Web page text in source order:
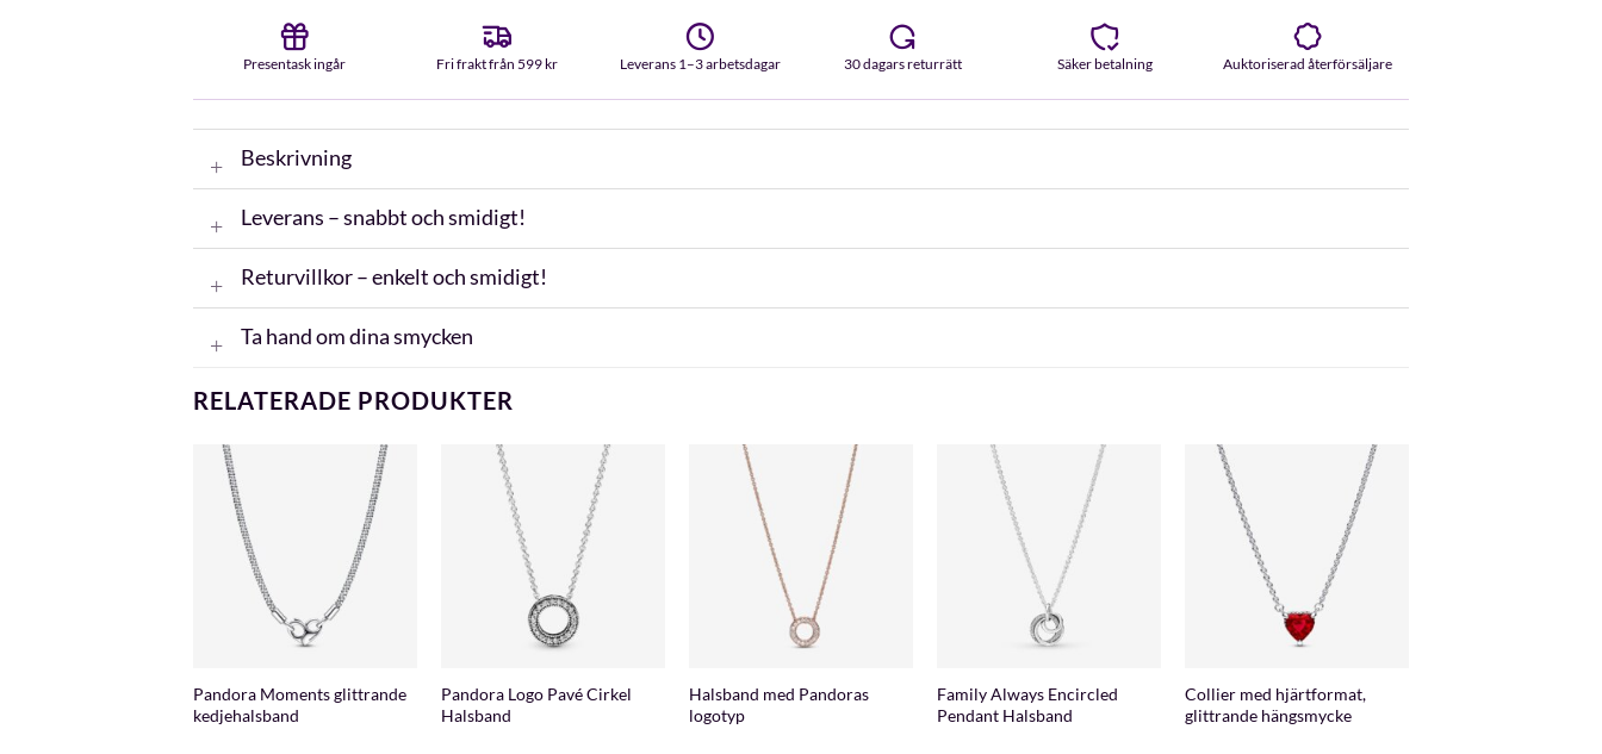
Presentask ingår Fri frakt från 599 kr Leverans 1–3 arbetsdagar 30 dagars returrätt Säker betalning Auktoriserad återförsäljare
Beskrivning
Leverans – snabbt och smidigt!
Returvillkor – enkelt och smidigt!
Ta hand om dina smycken
RELATERADE PRODUKTER
Pandora Moments glittrande
kedjehalsband
Pandora Logo Pavé Cirkel
Halsband
Halsband med Pandoras
logotyp
Family Always Encircled
Pendant Halsband
Collier med hjärtformat,
glittrande hängsmycke